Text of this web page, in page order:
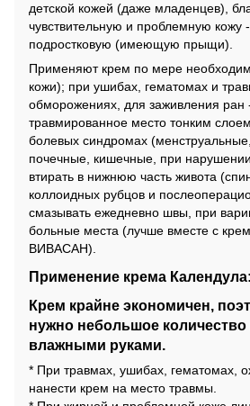
детской кожей (даже младенцев),
чувствительную и проблемную кожу
подростковую (имеющую прыщи).
Применяют крем по мере
кожи); при ушибах, гематомах и
обморожениях, для заживления ран
травмированное место тонким
болевых синдромах
почечные, кишечные, при
втирать в нижнюю часть живота
коллоидных рубцов и
смазывать ежедневно швы, при
больные места (лучше вместе с
ВИВАСАН).
Применение крема Календула:
Крем крайне экономичен,
нужно небольшое количество
влажными руками.
* При травмах, уши­бах, гематомах,
нанести крем на место травмы.